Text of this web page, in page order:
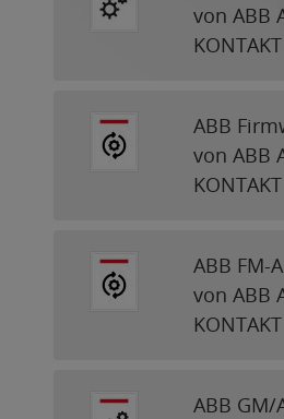
von ABB
KONTAKT
ABB
von ABB
KONTAKT
ABB FM-
von ABB
KONTAKT
ABB